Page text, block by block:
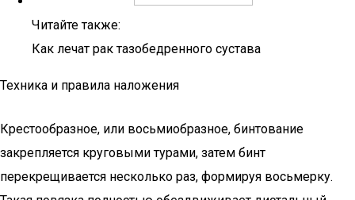
Читайте также:
Как лечат рак тазобедренного сустава
Техника и правила наложения
Крестообразное, или восьмиобразное, бинтование
закрепляется круговыми турами, затем бинт
перекрещивается несколько раз, формируя восьмерку.